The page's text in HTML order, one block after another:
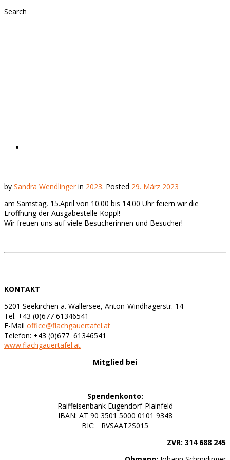
Search
by Sandra Wendlinger in 2023. Posted 29. März 2023
am Samstag, 15.April von 10.00 bis 14.00 Uhr feiern wir die
Eröffnung der Ausgabestelle Koppl!
Wir freuen uns auf viele Besucherinnen und Besucher!
KONTAKT
5201 Seekirchen a. Wallersee, Anton-Windhagerstr. 14
Tel. +43 (0)677 61346541
E-Mail office@flachgauertafel.at
Telefon: +43 (0)677 61346541
www.flachgauertafel.at
Mitglied bei
Spendenkonto:
Raiffeisenbank Eugendorf-Plainfeld
IBAN: AT 90 3501 5000 0101 9348
BIC: RVSAAT2S015
ZVR: 314 688 245